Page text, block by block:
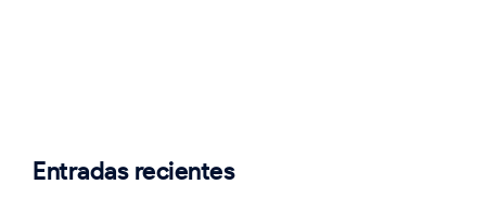
Entradas recientes